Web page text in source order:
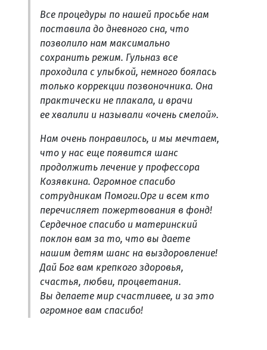
Все процедуры по нашей просьбе нам
поставила до дневного сна, что
позволило нам максимально
сохранить режим. Гульназ все
проходила с улыбкой, немного боялась
только коррекции позвоночника. Она
практически не плакала, и врачи
ее хвалили и называли «очень смелой».
Нам очень понравилось, и мы мечтаем,
что у нас еще появится шанс
продолжить лечение у профессора
Козявкина. Огромное спасибо
сотрудникам Помоги.Орг и всем кто
перечисляет пожертвования в фонд!
Сердечное спасибо и материнский
поклон вам за то, что вы даете
нашим детям шанс на выздоровление!
Дай Бог вам крепкого здоровья,
счастья, любви, процветания.
Вы делаете мир счастливее, и за это
огромное вам спасибо!